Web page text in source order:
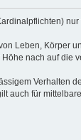
Leben, Körper
nach auf die
Verhalten
auch für